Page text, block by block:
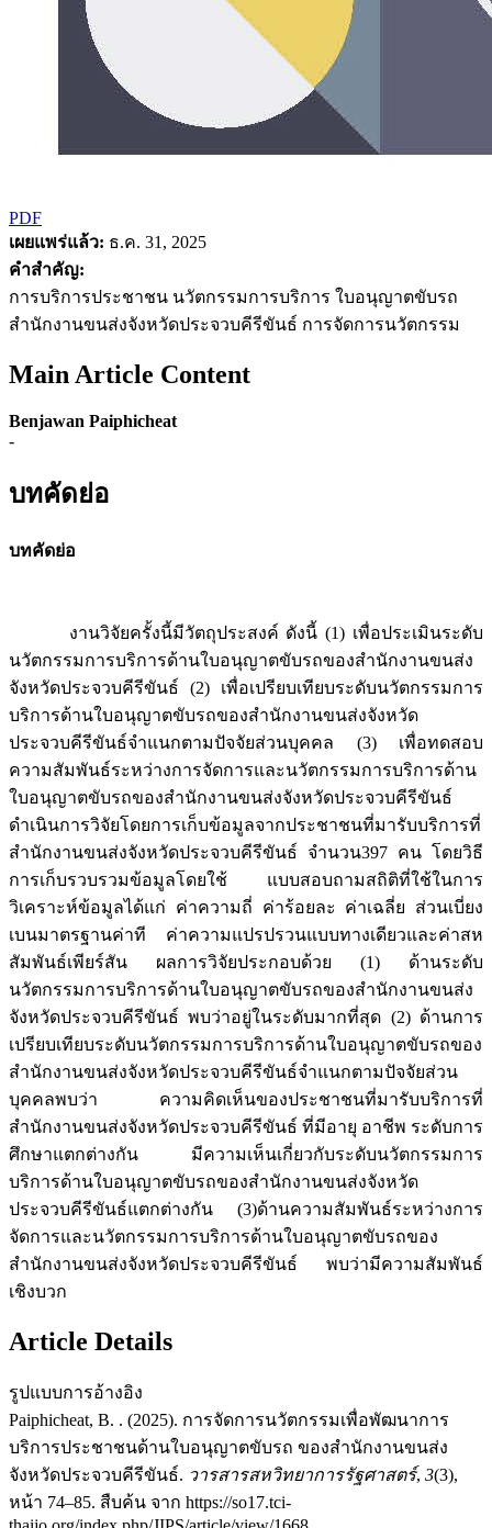
PDF
เผยแพร่แล้ว: ธ.ค. 31, 2025
คำสำคัญ:
การบริการประชาชน นวัตกรรมการบริการ ใบอนุญาตขับรถ
สำนักงานขนส่งจังหวัดประจวบคีรีขันธ์ การจัดการนวัตกรรม
Main Article Content
Benjawan Paiphicheat
-
บทคัดย่อ
บทคัดย่อ
งานวิจัยครั้งนี้มีวัตถุประสงค์ ดังนี้ (1) เพื่อประเมินระดับ
นวัตกรรมการบริการด้านใบอนุญาตขับรถของสำนักงานขนส่ง
จังหวัดประจวบคีรีขันธ์ (2) เพื่อเปรียบเทียบระดับนวัตกรรมการ
บริการด้านใบอนุญาตขับรถของสำนักงานขนส่งจังหวัด
ประจวบคีรีขันธ์จำแนกตามปัจจัยส่วนบุคคล (3) เพื่อทดสอบ
ความสัมพันธ์ระหว่างการจัดการและนวัตกรรมการบริการด้าน
ใบอนุญาตขับรถของสำนักงานขนส่งจังหวัดประจวบคีรีขันธ์
ดำเนินการวิจัยโดยการเก็บข้อมูลจากประชาชนที่มารับบริการที่
สำนักงานขนส่งจังหวัดประจวบคีรีขันธ์ จำนวน397 คน โดยวิธี
การเก็บรวบรวมข้อมูลโดยใช้ แบบสอบถามสถิติที่ใช้ในการ
วิเคราะห์ข้อมูลได้แก่ ค่าความถี่ ค่าร้อยละ ค่าเฉลี่ย ส่วนเบี่ยง
เบนมาตรฐานค่าที ค่าความแปรปรวนแบบทางเดียวและค่าสห
สัมพันธ์เพียร์สัน ผลการวิจัยประกอบด้วย (1) ด้านระดับ
นวัตกรรมการบริการด้านใบอนุญาตขับรถของสำนักงานขนส่ง
จังหวัดประจวบคีรีขันธ์ พบว่าอยู่ในระดับมากที่สุด (2) ด้านการ
เปรียบเทียบระดับนวัตกรรมการบริการด้านใบอนุญาตขับรถของ
สำนักงานขนส่งจังหวัดประจวบคีรีขันธ์จำแนกตามปัจจัยส่วน
บุคคลพบว่า ความคิดเห็นของประชาชนที่มารับบริการที่
สำนักงานขนส่งจังหวัดประจวบคีรีขันธ์ ที่มีอายุ อาชีพ ระดับการ
ศึกษาแตกต่างกัน มีความเห็นเกี่ยวกับระดับนวัตกรรมการ
บริการด้านใบอนุญาตขับรถของสำนักงานขนส่งจังหวัด
ประจวบคีรีขันธ์แตกต่างกัน (3)ด้านความสัมพันธ์ระหว่างการ
จัดการและนวัตกรรมการบริการด้านใบอนุญาตขับรถของ
สำนักงานขนส่งจังหวัดประจวบคีรีขันธ์ พบว่ามีความสัมพันธ์
เชิงบวก
Article Details
รูปแบบการอ้างอิง
Paiphicheat, B. . (2025). การจัดการนวัตกรรมเพื่อพัฒนาการ
บริการประชาชนด้านใบอนุญาตขับรถ ของสำนักงานขนส่ง
จังหวัดประจวบคีรีขันธ์. วารสารสหวิทยาการรัฐศาสตร์, 3(3),
หน้า 74–85. สืบค้น จาก https://so17.tci-